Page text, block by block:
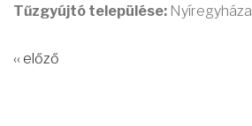
Tűzgyújtó települése: Nyíregyháza
‹‹ előző